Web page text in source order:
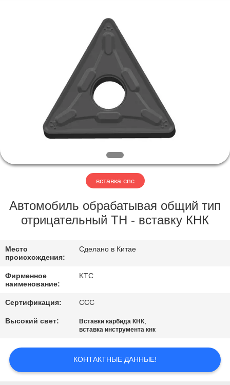
ПРОДУКТЫ
ПУТЕШЕСТВИЕ
ПРОВЕРКА
СВЯЖИТЕСЬ
МЫ
СПРОСИТЕ
КАРТА
вставка cnc
Автомобиль обрабатывая общий тип
отрицательный ТН - вставку КНК
Место
происхождения:
Сделано в Китае
Фирменное
наименование:
KTC
Сертификация: CCC
Высокий свет: Вставки карбида КНК,
вставка инструмента кнк
КОНТАКТНЫЕ ДАННЫЕ!